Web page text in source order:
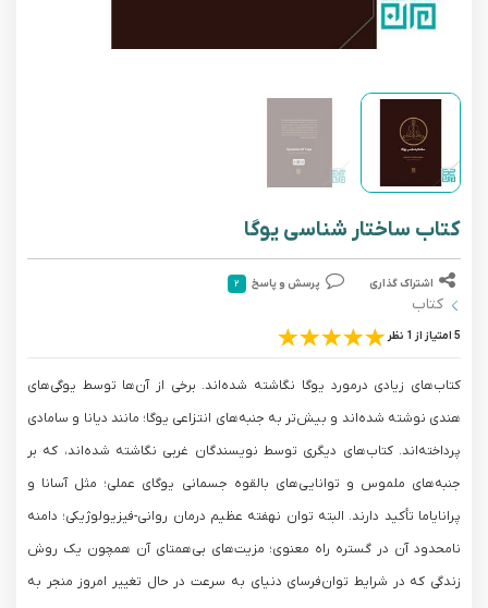
کتاب ساختار شناسی یوگا
اشتراک گذاری پرسش و پاسخ ۲
کتاب
5 امتیاز از 1 نظر
کتاب‌های زیادی درمورد یوگا نگاشته شده‌اند. برخی از آن‌ها توسط یوگی‌های
هندی نوشته شده‌اند و بیش‌تر به جنبه‌های انتزاعی یوگا؛ مانند دیانا و سامادی
پرداخته‌اند. کتاب‌های دیگری توسط نویسندگان غربی نگاشته شده‌اند، که بر
جنبه‌های ملموس و توانایی‌های بالقوه جسمانی یوگای عملی؛ مثل آسانا و
پرانایاما تأکید دارند. البته توان نهفته عظیم درمان روانی-فیزیولوژیکی؛ دامنه
نامحدود آن در گستره راه معنوی؛ مزیت‌های بی‌همتای آن همچون یک روش
زندگی که در شرایط توان‌فرسای دنیای به سرعت در حال تغییر امروز منجر به